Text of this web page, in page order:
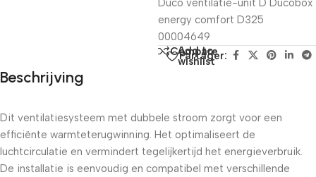
Duco ventilatie-unit D Ducobox
energy comfort D325
00004649
Compare
Add to
wishlist
Partager:
Beschrijving
Dit ventilatiesysteem met dubbele stroom zorgt voor een
efficiënte warmteterugwinning. Het optimaliseert de
luchtcirculatie en vermindert tegelijkertijd het energieverbruik.
De installatie is eenvoudig en compatibel met verschillende